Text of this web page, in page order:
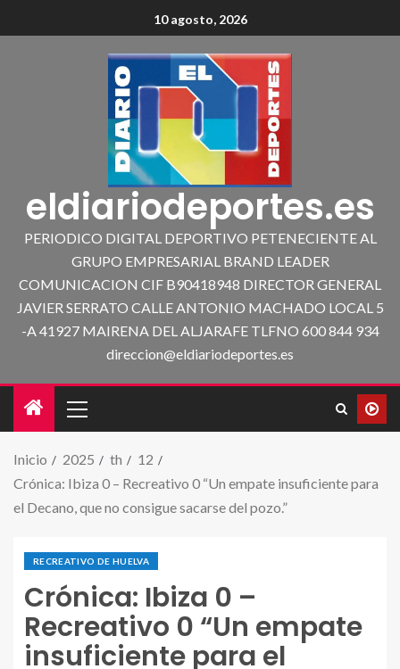
10 agosto, 2026
eldiariodeportes.es
PERIODICO DIGITAL DEPORTIVO PETENECIENTE AL
GRUPO EMPRESARIAL BRAND LEADER
COMUNICACION CIF B90418948 DIRECTOR GENERAL
JAVIER SERRATO CALLE ANTONIO MACHADO LOCAL 5
-A 41927 MAIRENA DEL ALJARAFE TLFNO 600 844 934
direccion@eldiariodeportes.es
Inicio 2025 th
12
Crónica: Ibiza 0 – Recreativo 0 “Un empate insuficiente para
el Decano, que no consigue sacarse del pozo.”
RECREATIVO DE HUELVA
Crónica: Ibiza 0 –
Recreativo 0 “Un empate
insuficiente para el